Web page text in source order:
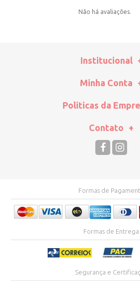
Não há avaliações.
Institucional
Minha Conta
Politicas da
Contato
Formas de
Formas de Entrega
Segurança e